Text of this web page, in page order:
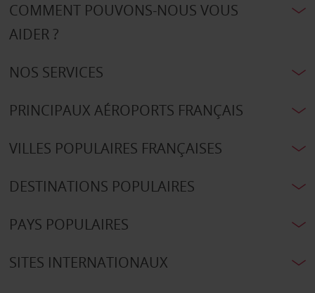
COMMENT POUVONS-NOUS VOUS
AIDER ?
NOS SERVICES
PRINCIPAUX AÉROPORTS FRANÇAIS
VILLES POPULAIRES FRANÇAISES
DESTINATIONS POPULAIRES
PAYS POPULAIRES
SITES INTERNATIONAUX